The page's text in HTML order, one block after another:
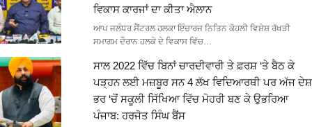
ਵਿਕਾਸ ਕਾਰਜਾਂ ਦਾ ਕੀਤਾ ਐਲਾਨ
ਆਪ ਜਲੰਧਰ ਸੈਂਟਰਲ ਹਲਕਾ ਇੰਚਾਰਜ ਨਿਤਿਨ ਕੋਹਲੀ ਵਿਸ਼ੇਸ਼ ਰੱਖੜੀ
ਸਮਾਗਮ ਦੌਰਾਨ ਹਲਕੇ ਦੇ ਵਿਕਾਸ ਵਿੱਚ…
ਸਾਲ 2022 ਵਿੱਚ ਬਿਨਾਂ ਚਾਰਦੀਵਾਰੀ ਤੇ ਫ਼ਰਸ਼ ‘ਤੇ ਬੈਠ ਕੇ
ਪੜ੍ਹਨ ਲਈ ਮਜ਼ਬੂਰ ਸਨ 4 ਲੱਖ ਵਿਦਿਆਰਥੀ ਪਰ ਅੱਜ ਦੇਸ਼
ਭਰ ‘ਚੋਂ ਸਕੂਲੀ ਸਿੱਖਿਆ ਵਿੱਚ ਮੋਹਰੀ ਬਣ ਕੇ ਉਭਰਿਆ
ਪੰਜਾਬ: ਹਰਜੋਤ ਸਿੰਘ ਬੈਂਸ